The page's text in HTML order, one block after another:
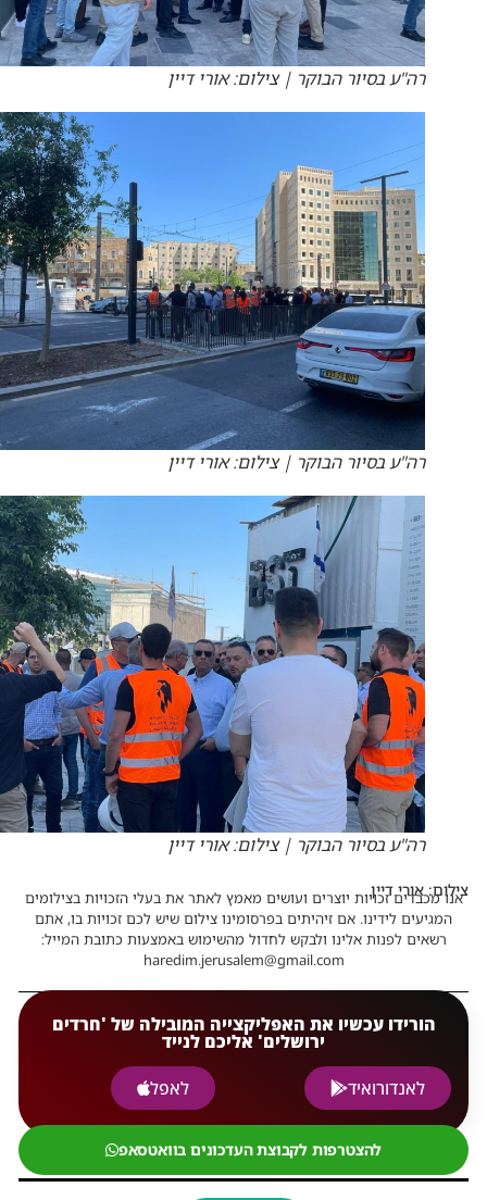
רה"ע בסיור הבוקר | צילום: אורי דיין
רה"ע בסיור הבוקר | צילום: אורי דיין
רה"ע בסיור הבוקר | צילום: אורי דיין
צילום: אורי דיין
אנו מכבדים זכויות יוצרים ועושים מאמץ לאתר את בעלי הזכויות בצילומים
המגיעים לידינו. אם זיהיתים בפרסומינו צילום שיש לכם זכויות בו, אתם
רשאים לפנות אלינו ולבקש לחדול מהשימוש באמצעות כתובת המייל:
haredim.jerusalem@gmail.com
הורידו עכשיו את האפליקצייה המובילה של 'חרדים
ירושלים' אליכם לנייד
לאנדורואיד
לאפל
להצטרפות לקבוצת העדכונים בוואטסאפ